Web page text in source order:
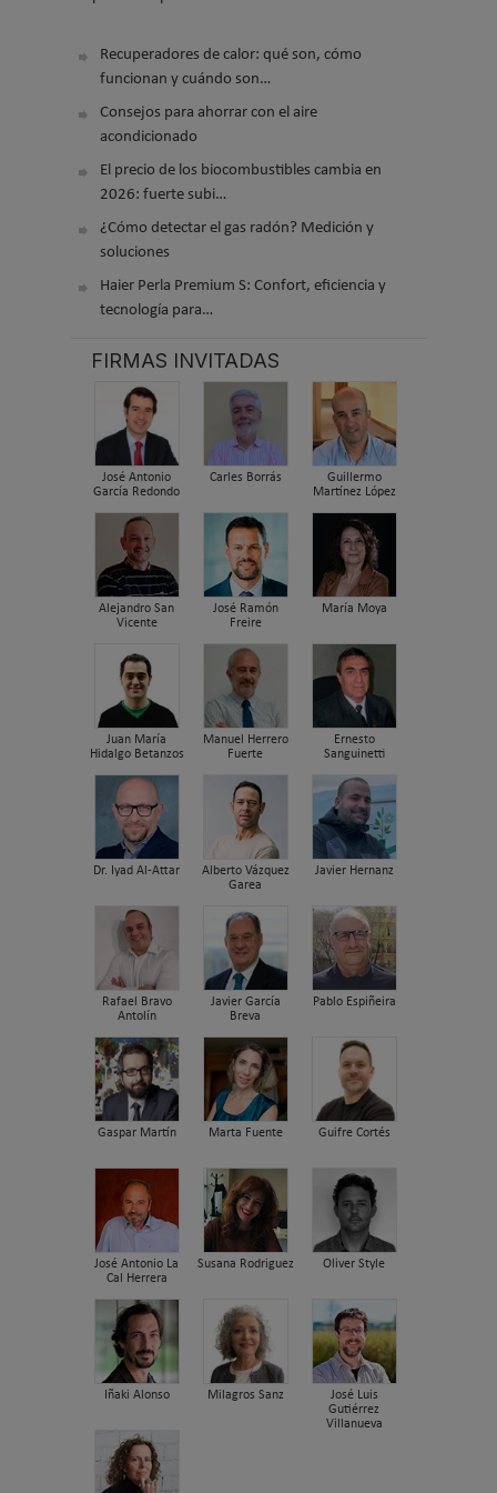
Recuperadores de calor: qué son, cómo
funcionan y cuándo son…
Consejos para ahorrar con el aire
acondicionado
El precio de los biocombustibles cambia en
2026: fuerte subi…
¿Cómo detectar el gas radón? Medición y
soluciones
Haier Perla Premium S: Confort, eficiencia y
tecnología para…
FIRMAS INVITADAS
José Antonio
García Redondo
Carles Borrás
Guillermo
Martínez López
Alejandro San
Vicente
José Ramón
Freire
María Moya
Juan María
Hidalgo Betanzos
Manuel Herrero
Fuerte
Ernesto
Sanguinetti
Dr. Iyad Al-Attar
Alberto Vázquez
Garea
Javier Hernanz
Rafael Bravo
Antolín
Javier García
Breva
Pablo Espiñeira
Gaspar Martín Marta Fuente Guifre Cortés
José Antonio La
Cal Herrera
Susana Rodriguez Oliver Style
Iñaki Alonso Milagros Sanz
José Luis
Gutiérrez
Villanueva